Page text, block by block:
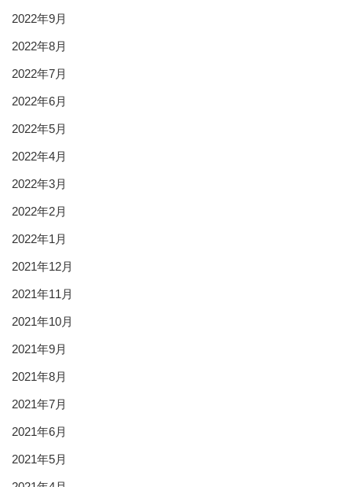
2022年9月
2022年8月
2022年7月
2022年6月
2022年5月
2022年4月
2022年3月
2022年2月
2022年1月
2021年12月
2021年11月
2021年10月
2021年9月
2021年8月
2021年7月
2021年6月
2021年5月